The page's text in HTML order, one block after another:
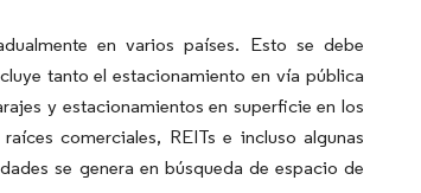
en varios países. Esto se debe
tanto el estacionamiento en vía pública
y estacionamientos en superficie en los
comerciales, REITs e incluso algunas
se genera en búsqueda de espacio de